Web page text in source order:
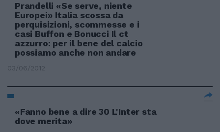
Prandelli «Se serve, niente
Europei» Italia scossa da
perquisizioni, scommesse e i
casi Buffon e Bonucci Il ct
azzurro: per il bene del calcio
possiamo anche non andare
03/06/2012
«Fanno bene a dire 30 L'Inter sta
dove merita»